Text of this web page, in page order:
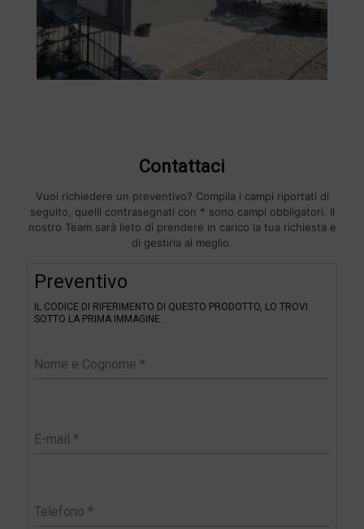
Contattaci
Vuoi richiedere un preventivo? Compila i campi riportati di
seguito, quelli contrasegnati con * sono campi obbligatori. Il
nostro Team sarà lieto di prendere in carico la tua richiesta e
di gestirla al meglio.
Preventivo
IL CODICE DI RIFERIMENTO DI QUESTO PRODOTTO, LO TROVI
SOTTO LA PRIMA IMMAGINE.